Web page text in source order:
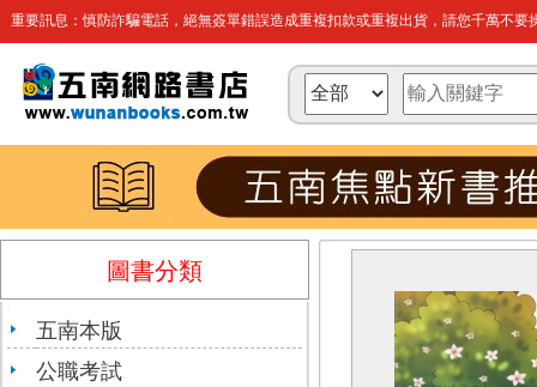
重要訊息：慎防詐騙電話，絕無簽單錯誤造成重複扣款或重複出貨，請您千萬不要
圖書分類
五南本版
公職考試